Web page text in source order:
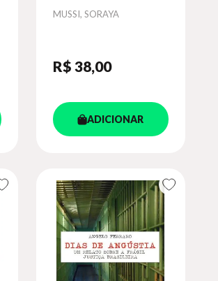
Autor
MUSSI, SORAYA
R$ 38,00
ADICIONAR